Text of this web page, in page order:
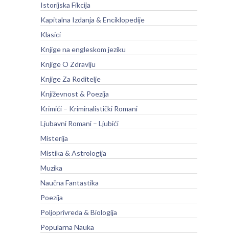
Istorijska Fikcija
Kapitalna Izdanja & Enciklopedije
Klasici
Knjige na engleskom jeziku
Knjige O Zdravlju
Knjige Za Roditelje
Književnost & Poezija
Krimići – Kriminalistički Romani
Ljubavni Romani – Ljubići
Misterija
Mistika & Astrologija
Muzika
Naučna Fantastika
Poezija
Poljoprivreda & Biologija
Popularna Nauka